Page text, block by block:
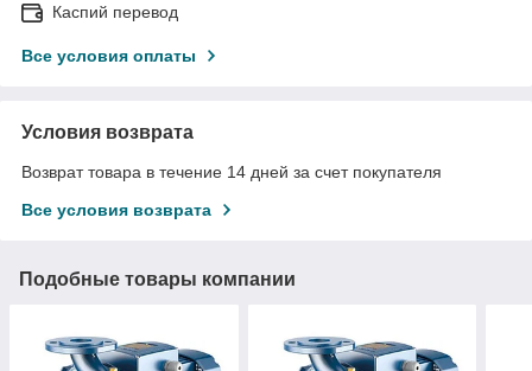
Каспий перевод
Все условия оплаты
Условия возврата
Возврат товара в течение 14 дней за счет покупателя
Все условия возврата
Подобные товары компании